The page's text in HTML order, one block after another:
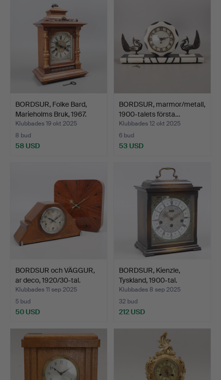
BORDSUR, Folke Bard,
Marieholms Bruk, 1967.
Klubbades 19 okt 2025
8 bud
58 USD
BORDSUR, marmor/metall,
1900-talets första…
Klubbades 12 okt 2025
6 bud
53 USD
BORDSUR och VÄGGUR,
ar deco, 1920/30-tal.
Klubbades 11 sep 2025
5 bud
50 USD
BORDSUR, Kienzle,
Tyskland, 1900-tal.
Klubbades 8 sep 2025
32 bud
212 USD